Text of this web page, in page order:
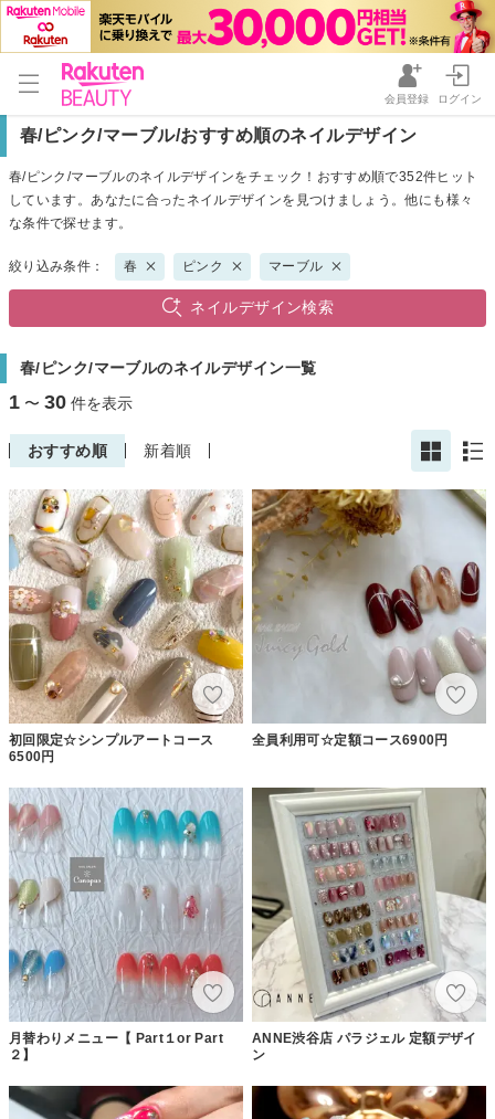
会員登録 ログイン
春/ピンク/マーブル/おすすめ順のネイルデザイン
春/ピンク/マーブルのネイルデザインをチェック！おすすめ順で352件ヒット
しています。あなたに合ったネイルデザインを見つけましょう。他にも様々
な条件で探せます。
絞り込み条件： 春 ピンク マーブル
ネイルデザイン検索
春/ピンク/マーブルのネイルデザイン一覧
1 〜 30 件を表示
おすすめ順 新着順
初回限定☆シンプルアートコース
6500円
全員利用可☆定額コース6900円
月替わりメニュー【 Part１or Part
２】
ANNE渋谷店 パラジェル 定額デザイ
ン